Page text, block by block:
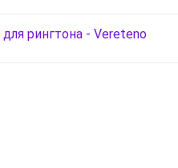
рингтона - Vereteno